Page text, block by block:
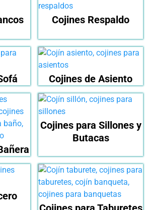
Cojines Respaldo
Cojines de Asiento
Cojines para Sillones y
Butacas